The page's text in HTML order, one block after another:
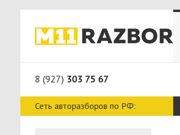
8 (927) 303 75 67
Сеть авторазборов по РФ: